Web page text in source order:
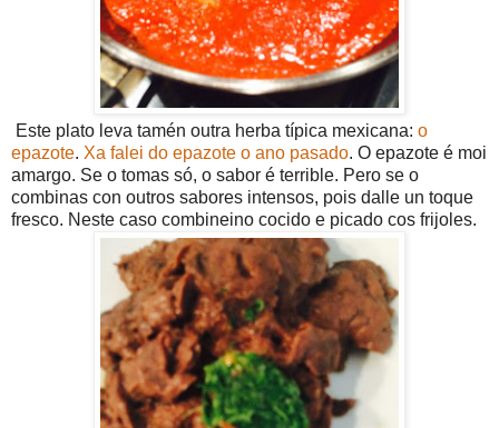
Este plato leva tamén outra herba típica mexicana: o
epazote. Xa falei do epazote o ano pasado. O epazote é moi
amargo. Se o tomas só, o sabor é terrible. Pero se o
combinas con outros sabores intensos, pois dalle un toque
fresco. Neste caso combineino cocido e picado cos frijoles.